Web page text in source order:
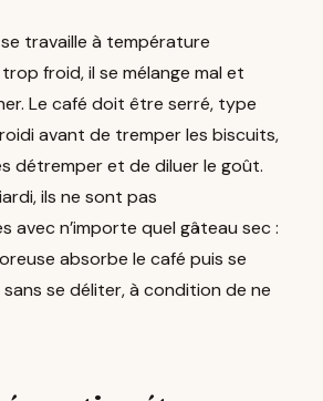
travaille à température
froid, il se mélange mal et
Le café doit être serré, type
avant de tremper les biscuits,
détremper et de diluer le goût.
ils ne sont pas
avec n’importe quel gâteau sec :
absorbe le café puis se
se déliter, à condition de ne